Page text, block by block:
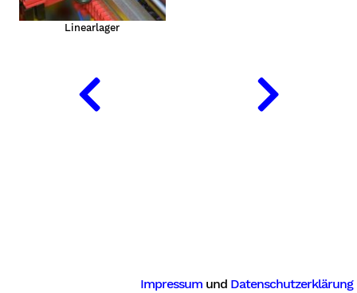
Linearlager
Impressum und Datenschutzerklärung